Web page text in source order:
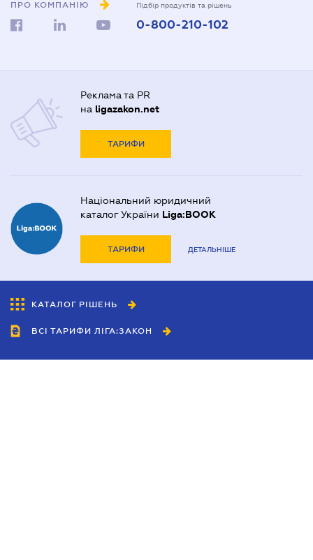
ПРО КОМПАНІЮ Підбір продуктів та рішень
0-800-210-102
Реклама та PR
на ligazakon.net
ТАРИФИ
Національний юридичний
каталог України Liga:BOOK
ТАРИФИ ДЕТАЛЬНІШЕ
КАТАЛОГ РІШЕНЬ
ВСІ ТАРИФИ ЛІГА:ЗАКОН